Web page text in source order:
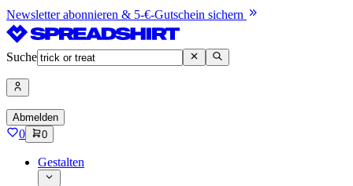
Newsletter abonnieren & 5-€-Gutschein sichern
Suche
Abmelden
0 0
Gestalten